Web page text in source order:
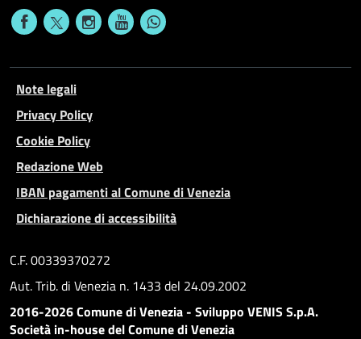
Note legali
Privacy Policy
Cookie Policy
Redazione Web
IBAN pagamenti al Comune di Venezia
Dichiarazione di accessibilità
C.F. 00339370272
Aut. Trib. di Venezia n. 1433 del 24.09.2002
2016-2026 Comune di Venezia - Sviluppo VENIS S.p.A.
Società in-house del Comune di Venezia